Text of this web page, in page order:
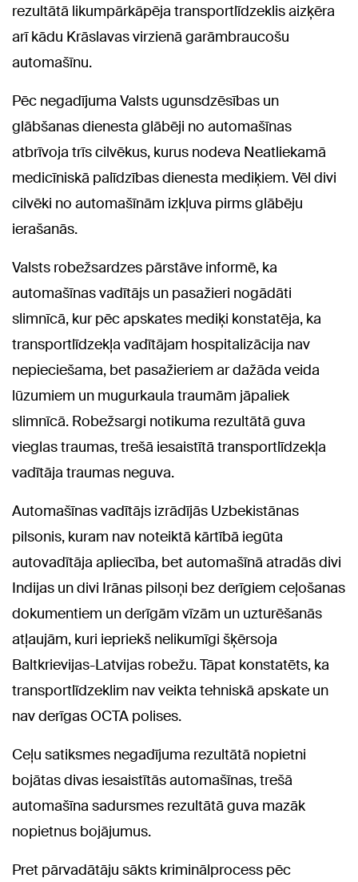
rezultātā likumpārkāpēja transportlīdzeklis aizķēra
arī kādu Krāslavas virzienā garāmbraucošu
automašīnu.
Pēc negadījuma Valsts ugunsdzēsības un
glābšanas dienesta glābēji no automašīnas
atbrīvoja trīs cilvēkus, kurus nodeva Neatliekamā
medicīniskā palīdzības dienesta mediķiem. Vēl divi
cilvēki no automašīnām izkļuva pirms glābēju
ierašanās.
Valsts robežsardzes pārstāve informē, ka
automašīnas vadītājs un pasažieri nogādāti
slimnīcā, kur pēc apskates mediķi konstatēja, ka
transportlīdzekļa vadītājam hospitalizācija nav
nepieciešama, bet pasažieriem ar dažāda veida
lūzumiem un mugurkaula traumām jāpaliek
slimnīcā. Robežsargi notikuma rezultātā guva
vieglas traumas, trešā iesaistītā transportlīdzekļa
vadītāja traumas neguva.
Automašīnas vadītājs izrādījās Uzbekistānas
pilsonis, kuram nav noteiktā kārtībā iegūta
autovadītāja apliecība, bet automašīnā atradās divi
Indijas un divi Irānas pilsoņi bez derīgiem ceļošanas
dokumentiem un derīgām vīzām un uzturēšanās
atļaujām, kuri iepriekš nelikumīgi šķērsoja
Baltkrievijas-Latvijas robežu. Tāpat konstatēts, ka
transportlīdzeklim nav veikta tehniskā apskate un
nav derīgas OCTA polises.
Ceļu satiksmes negadījuma rezultātā nopietni
bojātas divas iesaistītās automašīnas, trešā
automašīna sadursmes rezultātā guva mazāk
nopietnus bojājumus.
Pret pārvadātāju sākts kriminālprocess pēc